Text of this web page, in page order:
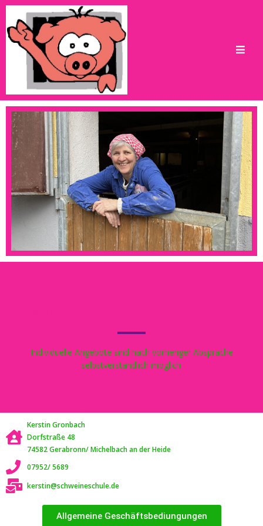
Individuelle Angebote sind nach vorheriger Absprache
selbstverständlich möglich.
Kerstin Gronbach
Dorfstraße 48
74582 Gerabronn/ Michelbach an der Heide
07952/ 5689
kerstin@schweineschule.de
Allgemeine Geschäftsbediungungen